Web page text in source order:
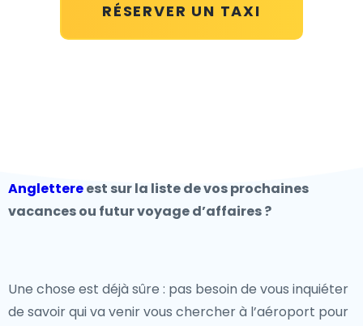
RÉSERVER UN TAXI
Anglettereest sur la liste de vos prochaines
vacances ou futur voyage d’affaires ?
Une chose est déjà sûre : pas besoin de vous inquiéter
de savoir qui va venir vous chercher à l’aéroport pour